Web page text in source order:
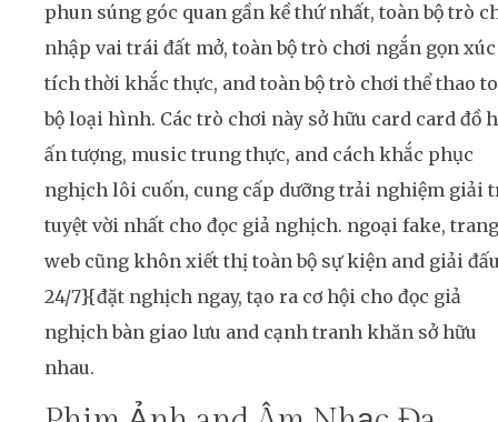
phun súng góc quan gần kề thứ nhất, toàn bộ trò
nhập vai trái đất mở, toàn bộ trò chơi ngắn gọn xúc
tích thời khắc thực, and toàn bộ trò chơi thể thao
bộ loại hình. Các trò chơi này sở hữu card card đồ
ấn tượng, music trung thực, and cách khắc phục
nghịch lôi cuốn, cung cấp dưỡng trải nghiệm giải
tuyệt vời nhất cho đọc giả nghịch. ngoại fake, trang
web cũng khôn xiết thị toàn bộ sự kiện and giải
24/7}{đặt nghịch ngay, tạo ra cơ hội cho đọc giả
nghịch bàn giao lưu and cạnh tranh khăn sở hữu
nhau.